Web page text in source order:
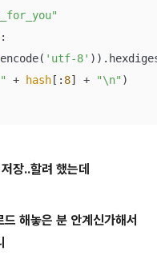
'utf-8'
+ hash [: 8] + "\n" )
장..할려 했는데
해놓은 분 안계신가해서